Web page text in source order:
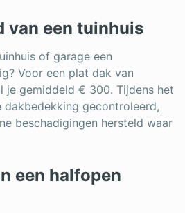
van een tuinhuis
of garage een
Voor een plat dak van
je gemiddeld € 300. Tijdens het
dakbedekking gecontroleerd,
beschadigingen hersteld waar
een halfopen